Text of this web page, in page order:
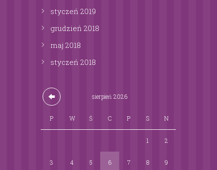
styczeń 2019
grudzień 2018
maj 2018
styczeń 2018
sierpień2026
P W Ś C P S N
1 2
3 4 5 6 7 8 9